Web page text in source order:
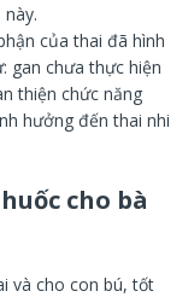
của thai đã hình
gan chưa thực hiện
thiện chức năng
hưởng đến thai nhi
cho bà
và cho con bú, tốt